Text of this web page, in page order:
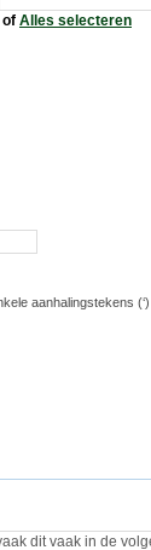
of Alles selecteren
aanhalingstekens
dit vaak in de